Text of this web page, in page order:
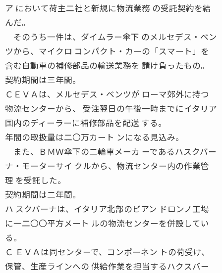
ア において荷主二社と新規に物流業務 の受託契約を結
んだ。
そのうち一件は、ダイムラー傘下 のメルセデス・ベン
ツから、マイクロ コンパクト・カーの「スマート」を
含む自動車の補修部品の輸送業務を 請け負ったもの。
契約期間は三年間。
ＣＥＶＡは、メルセデス・ベンツが ローマ郊外に持つ
物流センターから、 受注翌日の午後一時までにイタリア
国内のディーラーに補修部品を配送 する。
年間の取扱量は二〇万カート ンになる見込み。
また、ＢＭＷ傘下の二輪車メーカ ーであるハスクバー
ナ・モーターサイ クルから、物流センター内の作業管
理 を受託した。
契約期間は二年間。
ハ スクバーナは、イタリア北部のビアン ドロンノ工場
に一二〇〇平方メート ルの物流センターを併設してい
る。
Ｃ ＥＶＡは同センターで、コンポーネン トの荷受け、
保管、生産ラインへの 供給作業を担当するハクスバー